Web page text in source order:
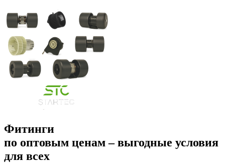
Фитинги
по оптовым ценам– выгодные условия
для всех